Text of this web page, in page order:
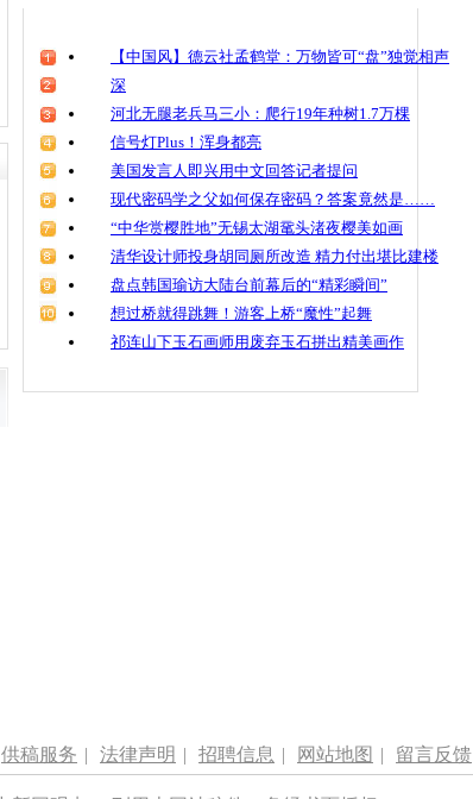
【中国风】德云社孟鹤堂：万物皆可“盘”独觉相声
深
河北无腿老兵马三小：爬行19年种树1.7万棵
信号灯Plus！浑身都亮
美国发言人即兴用中文回答记者提问
现代密码学之父如何保存密码？答案竟然是……
“中华赏樱胜地”无锡太湖鼋头渚夜樱美如画
清华设计师投身胡同厕所改造 精力付出堪比建楼
盘点韩国瑜访大陆台前幕后的“精彩瞬间”
想过桥就得跳舞！游客上桥“魔性”起舞
祁连山下玉石画师用废弃玉石拼出精美画作
供稿服务 | 法律声明 | 招聘信息 | 网站地图 | 留言反馈